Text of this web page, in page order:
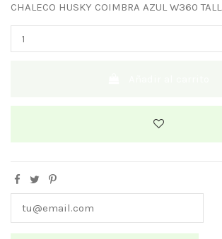
CHALECO HUSKY COIMBRA AZUL W360